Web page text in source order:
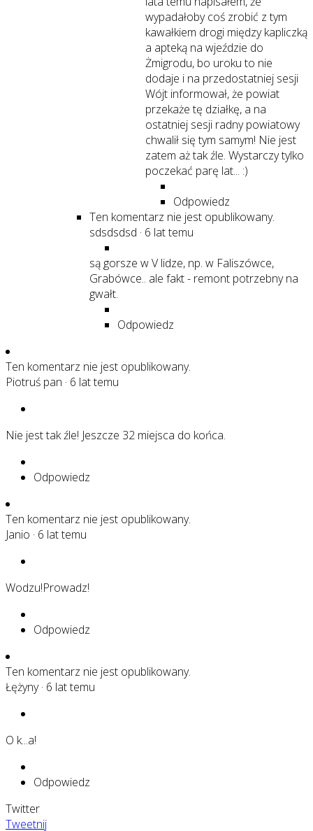
wypadałoby coś zrobić z tym
kawałkiem drogi między kapliczką
a apteką na wjeździe do
Żmigrodu, bo uroku to nie
dodaje i na przedostatniej sesji
Wójt informował, że powiat
przekaże tę działkę, a na
ostatniej sesji radny powiatowy
chwalił się tym samym! Nie jest
zatem aż tak źle. Wystarczy tylko
poczekać parę lat... :)
Odpowiedz
Ten komentarz nie jest opublikowany.
sdsdsdsd · 6 lat temu
są gorsze w V lidze, np. w Faliszówce,
Grabówce.. ale fakt - remont potrzebny na
gwałt.
Odpowiedz
Ten komentarz nie jest opublikowany.
Piotruś pan · 6 lat temu
Nie jest tak źle! Jeszcze 32 miejsca do końca.
Odpowiedz
Ten komentarz nie jest opublikowany.
Janio · 6 lat temu
Wodzu!Prowadz!
Odpowiedz
Ten komentarz nie jest opublikowany.
Łężyny · 6 lat temu
O k...a!
Odpowiedz
Twitter
Tweetnij